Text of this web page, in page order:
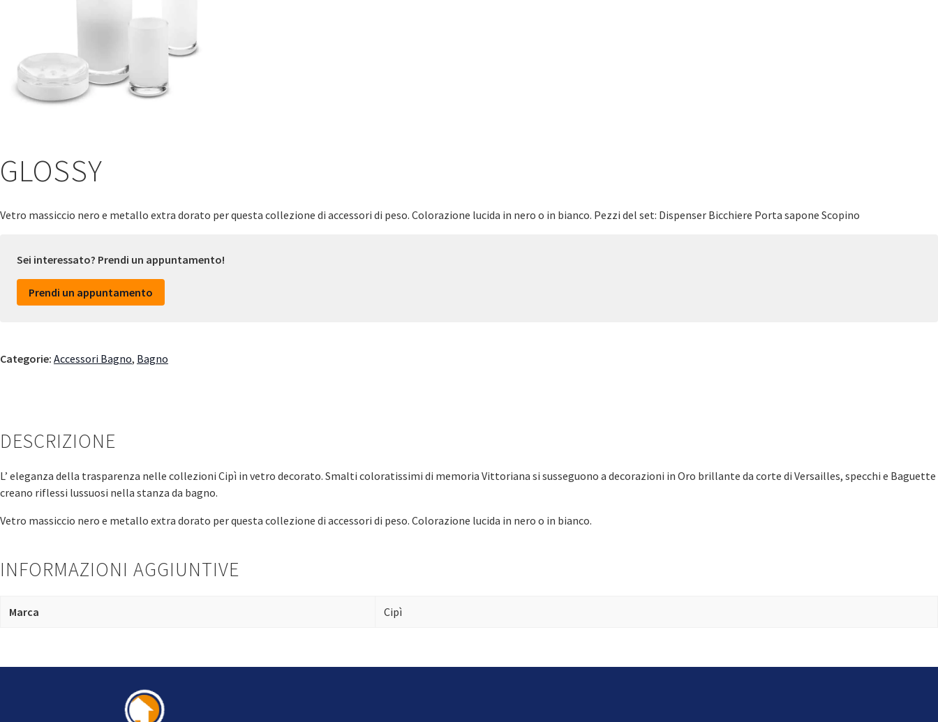
GLOSSY
Vetro massiccio nero e metallo extra dorato per questa collezione di accessori di peso. Colorazione lucida in nero o in bianco. Pezzi del set: Dispenser Bicchiere Porta sapone Scopino
Sei interessato? Prendi un appuntamento!
Prendi un appuntamento
Categorie: Accessori Bagno, Bagno
DESCRIZIONE
L’ eleganza della trasparenza nelle collezioni Cipì in vetro decorato. Smalti coloratissimi di memoria Vittoriana si susseguono a decorazioni in Oro brillante da corte di Versailles, specchi e Baguette
creano riflessi lussuosi nella stanza da bagno.
Vetro massiccio nero e metallo extra dorato per questa collezione di accessori di peso. Colorazione lucida in nero o in bianco.
INFORMAZIONI AGGIUNTIVE
Marca Cipì